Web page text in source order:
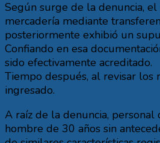
Según surge de la denuncia,
mercadería mediante
posteriormente exhibió un
Confiando en esa
sido efectivamente acreditado.
Tiempo después, al revisar los
ingresado.
A raíz de la denuncia,
hombre de 30 años sin